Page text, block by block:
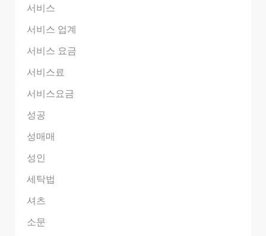
서비스
서비스 업계
서비스 요금
서비스료
서비스요금
성공
성매매
성인
세탁법
셔츠
소문